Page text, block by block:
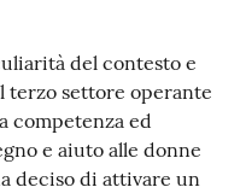
del contesto e
terzo settore operante
competenza ed
e aiuto alle donne
deciso di attivare un